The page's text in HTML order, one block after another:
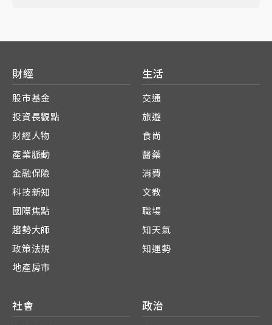
財經
股市基金
投資長觀點
財經人物
產業脈動
金融保險
科技新知
國際焦點
趨勢大師
政策法規
地產房市
生活
交通
旅遊
食尚
醫藥
消費
文教
職場
知天氣
知運勢
社會 政治